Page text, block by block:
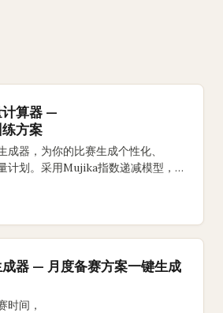
计算器 —
方案
成器，为你的比赛生成个性化、
计划。采用Mujika指数递减模型，
器 — 月度备赛方案一键生成
时间，